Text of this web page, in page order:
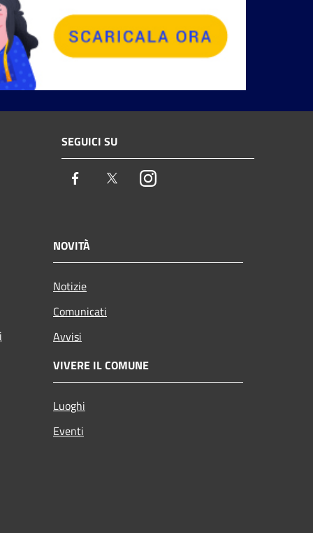
SEGUICI SU
Facebook TwitterInstagram
NOVITÀ
Notizie
Comunicati
Avvisi
VIVERE IL COMUNE
Luoghi
Eventi